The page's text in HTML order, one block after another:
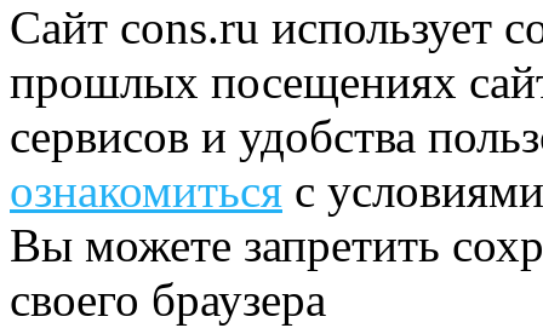
Сайт cons.ru использует
прошлых посещениях
сервисов и удобства
ознакомиться с
Вы можете запретить
своего браузера